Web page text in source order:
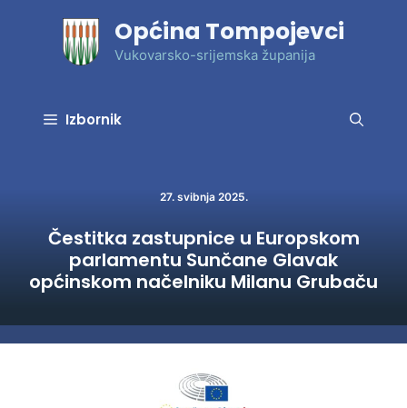
Općina Tompojevci
Vukovarsko-srijemska županija
Izbornik
27. svibnja 2025.
Čestitka zastupnice u Europskom
parlamentu Sunčane Glavak
općinskom načelniku Milanu Grubaču